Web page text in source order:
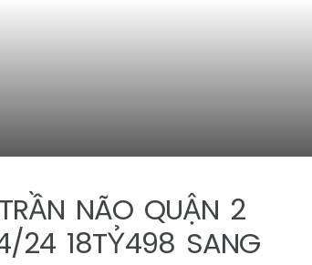
NÃO QUẬN 2
24 18TỶ498 SANG